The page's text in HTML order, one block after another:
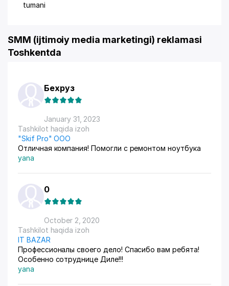
tumani
SMM (ijtimoiy media marketingi) reklamasi
Toshkentda
Бехруз
January 31, 2023
Tashkilot haqida izoh
"Skif Pro" ООО
Отличная компания! Помогли с ремонтом ноутбука
yana
0
October 2, 2020
Tashkilot haqida izoh
IT BAZAR
Профессионалы своего дело! Спасибо вам ребята!
Особенно сотруднице Диле!!!
yana